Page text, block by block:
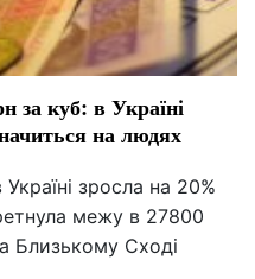
за куб: в Україні
на людях
зросла на 20%
межу в 27800
Близькому Сході